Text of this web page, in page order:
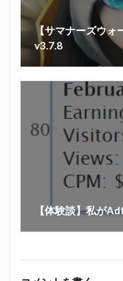
【サマナーズウォ
v3.7.8
【体験談】私が